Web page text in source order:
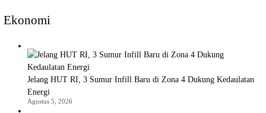
Ekonomi
Jelang HUT RI, 3 Sumur Infill Baru di Zona 4 Dukung Kedaulatan
Energi
Agustus 5, 2026